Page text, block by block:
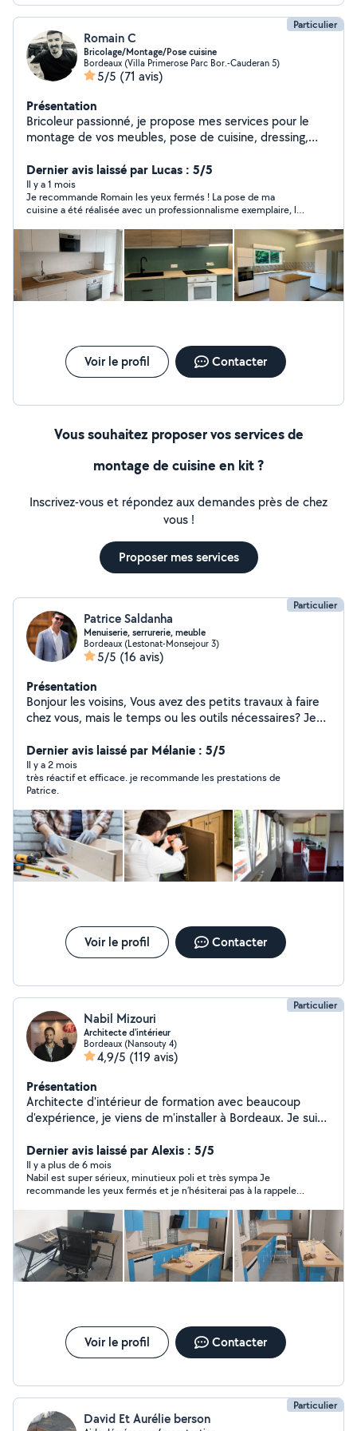
Particulier
Romain C
Bricolage/Montage/Pose cuisine
Bordeaux (Villa Primerose Parc Bor.-Cauderan 5)
5/5 (71 avis)
Présentation
Bricoleur passionné, je propose mes services pour le
montage de vos meubles, pose de cuisine, dressing,
Récemment diplômé en construction bois, j'étudie vos
projets d'abri de jardin, dépendance, terrasse, clôture
Dernier avis laissé par Lucas : 5/5
Il y a 1 mois
Je recommande Romain les yeux fermés ! La pose de ma
cuisine a été réalisée avec un professionnalisme exemplaire, le
son travail il a été d’une ponctualité irréprochable, très organisé
et à l’écoute tout au long de la pose. Je suis pleinement
satisfait de ma cuisine !
Voir le profil Contacter
Vous souhaitez proposer vos services de
montage de cuisine en kit ?
Inscrivez-vous et répondez aux demandes près de chez
vous !
Proposer mes services
Particulier
Patrice Saldanha
Menuiserie, serrurerie, meuble
Bordeaux (Lestonat-Monsejour 3)
5/5 (16 avis)
Présentation
Bonjour les voisins, Vous avez des petits travaux à faire
chez vous, mais le temps ou les outils nécessaires? Je
Dernier avis laissé par Mélanie : 5/5
Il y a 2 mois
très réactif et efficace. je recommande les prestations de
Patrice.
Voir le profil Contacter
Particulier
Nabil Mizouri
Architecte d'intérieur
Bordeaux (Nansouty 4)
4,9/5 (119 avis)
Présentation
Architecte d'intérieur de formation avec beaucoup
d'expérience, je viens de m'installer à Bordeaux. Je suis
dans tous vos petits travaux.
Dernier avis laissé par Alexis : 5/5
Il y a plus de 6 mois
Nabil est super sérieux, minutieux poli et très sympa Je
recommande les yeux fermés et je n’hésiterai pas à la rappeler
Voir le profil Contacter
Particulier
David Et Aurélie berson